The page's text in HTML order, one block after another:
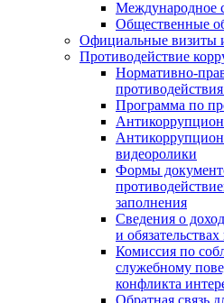
Международное
Общественные
Официальные визиты
Противодействие
Нормативно-
Программа по
видеоролики
Формы
заполнения
Сведения о
и
Комиссия по
служебному
конфликта